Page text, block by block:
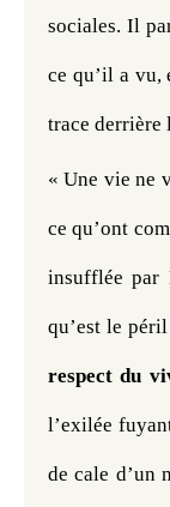
sociales. Il
ce qu’il a vu,
trace derrière
« Une vie ne
ce qu’ont
insufflée par
qu’est le
respect du
l’exilée
de cale d’un